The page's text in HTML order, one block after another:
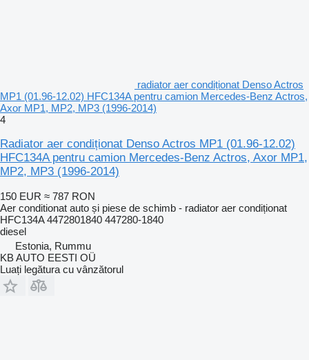
radiator aer condiționat Denso Actros
MP1 (01.96-12.02) HFC134A pentru camion Mercedes-Benz Actros,
Axor MP1, MP2, MP3 (1996-2014)
4
Radiator aer condiționat Denso Actros MP1 (01.96-12.02)
HFC134A pentru camion Mercedes-Benz Actros, Axor MP1,
MP2, MP3 (1996-2014)
150 EUR ≈ 787 RON
Aer conditionat auto și piese de schimb - radiator aer condiționat
HFC134A 4472801840 447280-1840
diesel
Estonia, Rummu
KB AUTO EESTI OÜ
Luați legătura cu vânzătorul